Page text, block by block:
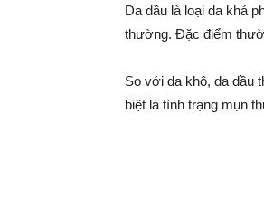
Da dầu là loại da khá
thường. Đặc điểm
So với da khô, da dầu
biệt là tình trạng mụn